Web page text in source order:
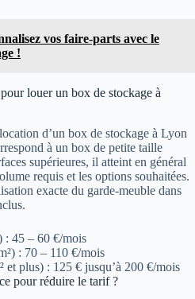
vos faire-parts avec le
!
louer un box de stockage à
d’un box de stockage à Lyon
à un box de petite taille
supérieures, il atteint en général
requis et les options souhaitées.
exacte du garde-meuble dans
: 45 – 60 €/mois
: 70 – 110 €/mois
et plus) : 125 € jusqu’à 200 €/mois
pour réduire le tarif ?